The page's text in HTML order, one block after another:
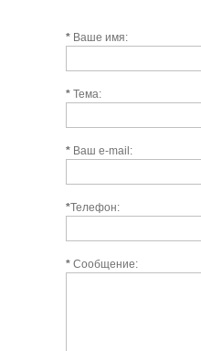
* Ваше имя:
* Тема:
* Ваш e-mail:
*Телефон:
* Сообщение: